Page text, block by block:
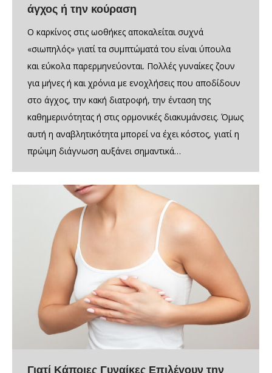
άγχος ή την κούραση
Ο καρκίνος στις ωοθήκες αποκαλείται συχνά
«σιωπηλός» γιατί τα συμπτώματά του είναι ύπουλα
και εύκολα παρερμηνεύονται. Πολλές γυναίκες ζουν
για μήνες ή και χρόνια με ενοχλήσεις που αποδίδουν
στο άγχος, την κακή διατροφή, την ένταση της
καθημερινότητας ή στις ορμονικές διακυμάνσεις. Όμως
αυτή η αναβλητικότητα μπορεί να έχει κόστος, γιατί η
πρώιμη διάγνωση αυξάνει σημαντικά…
Γιατί Κάποιες Γυναίκες Επιλέγουν την